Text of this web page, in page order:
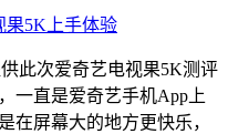
果5K上手体验
此次爱奇艺电视果5K测评
一直是爱奇艺手机App上
在屏幕大的地方更快乐，